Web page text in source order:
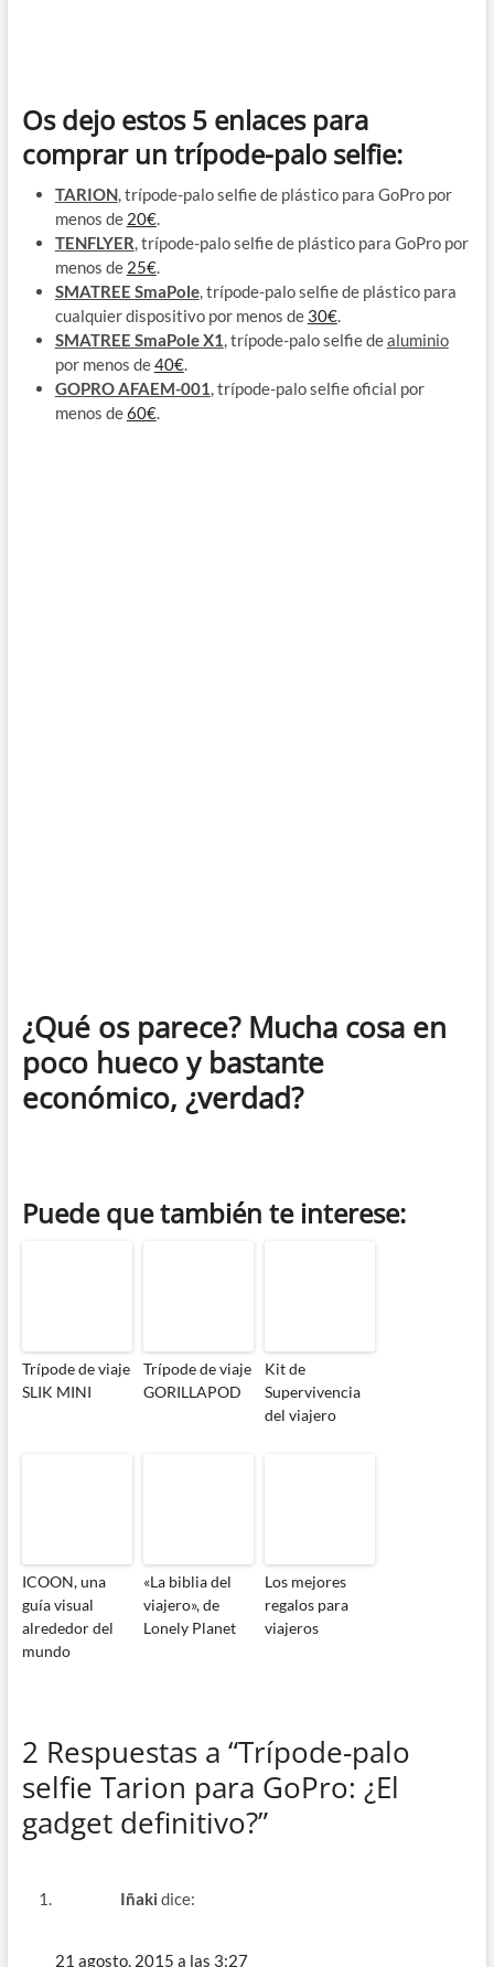
Os dejo estos 5 enlaces para
comprar un trípode-palo selfie:
TARION, trípode-palo selfie de plástico para GoPro por
menos de 20€.
TENFLYER, trípode-palo selfie de plástico para GoPro por
menos de 25€.
SMATREE SmaPole, trípode-palo selfie de plástico para
cualquier dispositivo por menos de 30€.
SMATREE SmaPole X1, trípode-palo selfie dealuminio
por menos de40€.
GOPRO AFAEM-001, trípode-palo selfie oficial por
menos de60€.
¿Qué os parece? Mucha cosa en
poco hueco y bastante
económico, ¿verdad?
Puede que también te interese:
Trípode de viaje
SLIK MINI
Trípode de viaje
GORILLAPOD
Kit de
Supervivencia
del viajero
ICOON, una
guía visual
alrededor del
mundo
«La biblia del
viajero», de
Lonely Planet
Los mejores
regalos para
viajeros
2 Respuestas a “Trípode-palo
selfie Tarion para GoPro: ¿El
gadget definitivo?”
Iñaki dice:
21 agosto, 2015 a las 3:27